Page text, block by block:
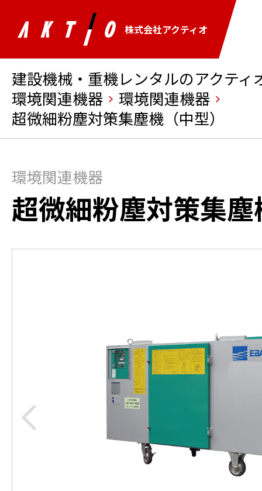
株式会社アクティオ
建設機械・重機レンタルのアクティ
環境関連機器
環境関連機器
超微細粉塵対策集塵機（中型）
環境関連機器
超微細粉塵対策集